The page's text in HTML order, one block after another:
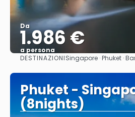
Da
1.986 €
a persona
Vedere
DESTINAZIONISingapore · Phuket ·
Phuket -
(8nights)